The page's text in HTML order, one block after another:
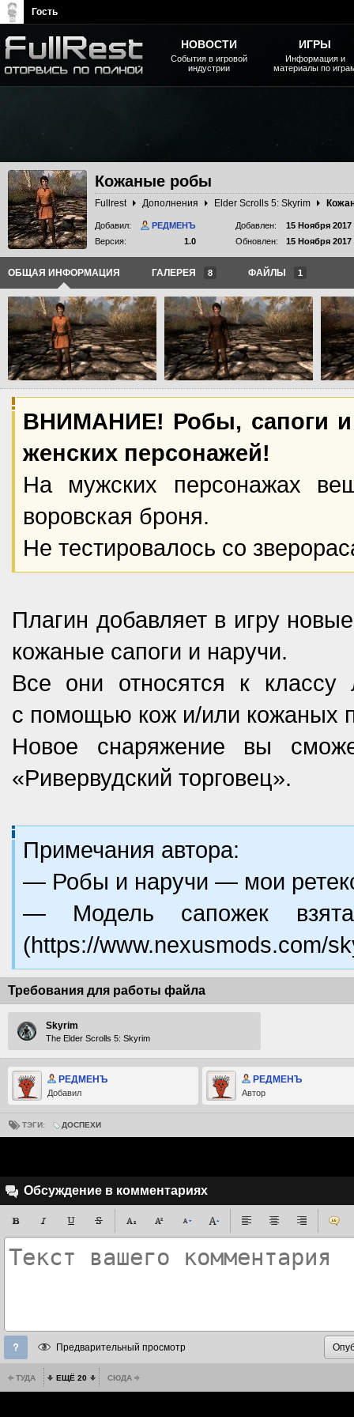
Кожаные робы
Fullrest Дополнения Elder Scrolls 5: Skyrim
Добавил:
РЕДМЕНЪ
Версия:
1.0
Добавлен:
15 Ноября 2017
Обновлен:
15 Ноября 2017
ОБЩАЯ ИНФОРМАЦИЯ ГАЛЕРЕЯ 8 ФАЙЛЫ 1
ВНИМАНИЕ! Робы, сапоги и
женских персонажей!
На мужских персонажах
воровская броня.
Не тестировалось со
Плагин добавляет в игру
кожаные сапоги и наручи.
Все они относятся к классу
с помощью кож и/или кожаных
Новое снаряжение вы
«Ривервудский торговец».
Примечания автора:
— Робы и наручи — мои
— Модель сапожек
(https://www.nexusmods.com/
Требования для работы файла
Skyrim
The Elder Scrolls 5: Skyrim
РЕДМЕНЪ
Добавил
РЕДМЕНЪ
Автор
ТЭГИ: ДОСПЕХИ
Обсуждение в комментариях
Предварительный просмотр
ТУДА ЕЩЁ 20 СЮДА
НОВОСТИ
События в игровой
индустрии
ИГРЫ
Информация и
материалы по
Гость